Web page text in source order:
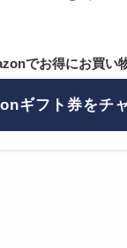
でお得にお買い
ギフト券をチ